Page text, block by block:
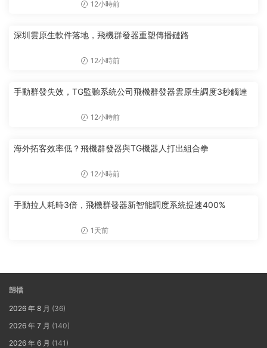
12小時前
深圳雲原生軟件落地，飛機群發器重塑傳播鏈路
12小時前
手動群發失效，TG監聽系統公司飛機群發器雲原生調度3秒觸達
12小時前
海外拓客效率低？飛機群發器與TG機器人打出組合拳
12小時前
手動拉人耗時3倍，飛機群發器新智能調度系統提速400%
1天前
歸檔
2026 年 8 月 (36)
2026 年 7 月 (140)
2026 年 6 月 (141)